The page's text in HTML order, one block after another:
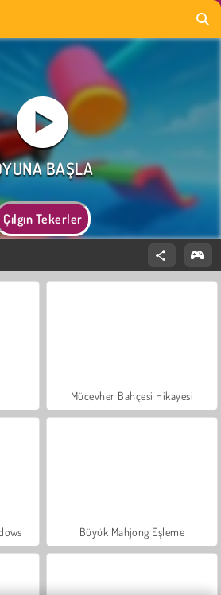
Çılgın Tekerler
Mücevher Bahçesi Hikayesi
Büyük Mahjong Eşleme